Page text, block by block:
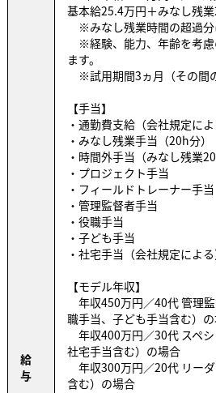
給
与
基本給25.4万円＋みなし残業
※みなし残業時間の超過分
※経験、能力、年齢を考慮
ます。
※試用期間3ヵ月（その間
【手当】
・通勤費支給（会社規定によ
・みなし残業手当（20h分）
・時間外手当（みなし残業
・プロジェクト手当
・フィールドトレーナー手当
・管理監督者手当
・役職手当
・子ども手当
・社宅手当（会社規定による
【モデル年収】
年収450万円／40代 管理
職手当、子ども手当含む）
年収400万円／30代 スペシ
社宅手当含む）の場合
年収300万円／20代 リー
含む）の場合